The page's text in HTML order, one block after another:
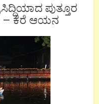
ಪುತ್ತೂರ
– ಕೆರೆ ಆಯನ